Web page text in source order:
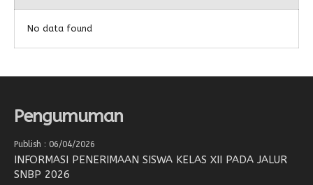
No data found
Pengumuman
Publish : 06/04/2026
INFORMASI PENERIMAAN SISWA KELAS XII PADA JALUR
SNBP 2026